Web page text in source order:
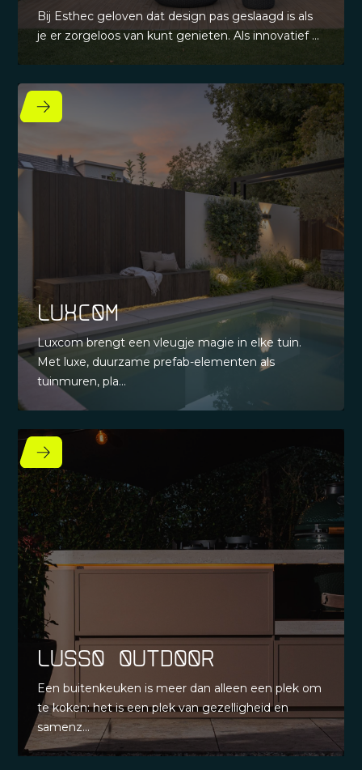
Bij Esthec geloven dat design pas geslaagd is als
je er zorgeloos van kunt genieten. Als innovatief ...
Luxcom
Luxcom brengt een vleugje magie in elke tuin.
Met luxe, duurzame prefab-elementen als
tuinmuren, pla...
Lusso outdoor
Een buitenkeuken is meer dan alleen een plek om
te koken: het is een plek van gezelligheid en
samenz...